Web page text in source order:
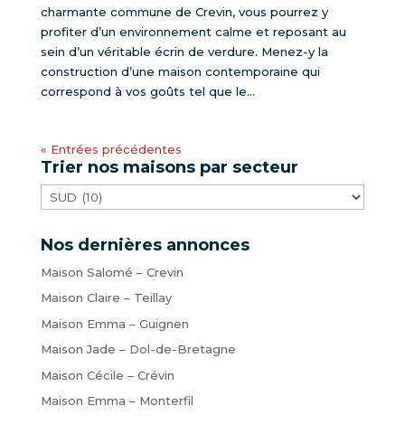
charmante commune de Crevin, vous pourrez y
profiter d’un environnement calme et reposant au
sein d’un véritable écrin de verdure. Menez-y la
construction d’une maison contemporaine qui
correspond à vos goûts tel que le...
« Entrées précédentes
Trier nos maisons par secteur
Trier
nos
par
secteur
Nos dernières annonces
Maison Salomé – Crevin
Maison Claire – Teillay
Maison Emma – Guignen
Maison Jade – Dol-de-Bretagne
Maison Cécile – Crévin
Maison Emma – Monterfil